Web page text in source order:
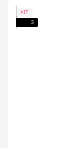
ХІТ
3